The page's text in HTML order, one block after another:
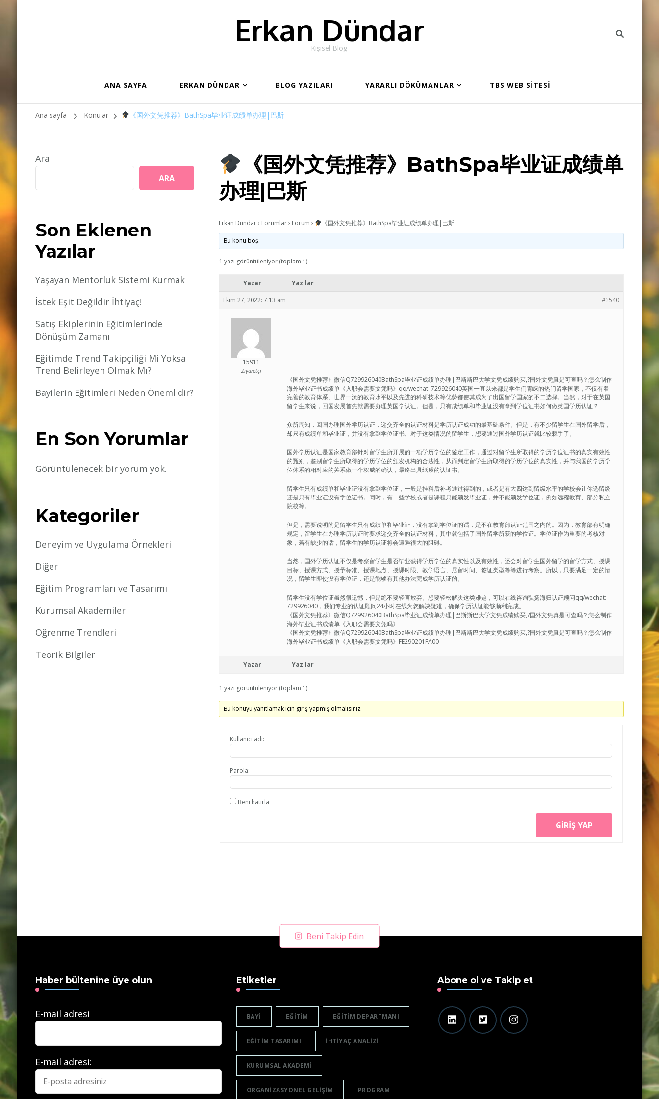
Erkan Dündar
Kişisel Blog
ANA SAYFA ERKAN DÜNDAR BLOG YAZILARI YARARLI DÖKÜMANLAR TBS WEB SİTESİ
Ana sayfa Konular 《国外文凭推荐》BathSpa毕业证成绩单办理|巴斯
《国外文凭推荐》BathSpa毕业证成绩单
办理|巴斯
Erkan Dündar› Forumlar› Forum › 《国外文凭推荐》BathSpa毕业证成绩单办理|巴斯
Bu konu boş.
1 yazı görüntüleniyor (toplam 1)
Yazar Yazılar
Ekim 27, 2022: 7:13 am #3540
15911
Ziyaretçi
《国外文凭推荐》微信Q729926040BathSpa毕业证成绩单办理|巴斯斯巴大学文凭成绩购买,?国外文凭真是可查吗？怎么制作
海外毕业证书成绩单《入职会需要文凭吗》qq/wechat: 729926040英国一直以来都是学生们青睐的热门留学国家，不仅有着
完善的教育体系、世界一流的教育水平以及先进的科研技术等优势都使其成为了出国留学国家的不二选择。当然，对于在英国
留学生来说，回国发展首先就需要办理英国学认证。但是，只有成绩单和毕业证没有拿到学位证书如何做英国学历认证？
众所周知，回国办理国外学历认证，递交齐全的认证材料是学历认证成功的最基础条件。但是，有不少留学生在国外留学后，
却只有成绩单和毕业证，并没有拿到学位证书。对于这类情况的留学生，想要通过国外学历认证就比较棘手了。
国外学历认证是国家教育部针对留学生所开展的一项学历学位的鉴定工作，通过对留学生所取得的学历学位证书的真实有效性
的甄别，鉴别留学生所取得的学历学位的颁发机构的合法性，从而判定留学生所取得的学历学位的真实性，并与我国的学历学
位体系的相对应的关系做一个权威的确认，最终出具纸质的认证书。
留学生只有成绩单和毕业证没有拿到学位证，一般是挂科后补考通过得到的，或者是有大四达到留级水平的学校会让你选留级
还是只有毕业证没有学位证书。同时，有一些学校或者是课程只能颁发毕业证，并不能颁发学位证，例如远程教育、部分私立
院校等。
但是，需要说明的是留学生只有成绩单和毕业证，没有拿到学位证的话，是不在教育部认证范围之内的。因为，教育部有明确
规定，留学生在办理学历认证时要求递交齐全的认证材料，其中就包括了国外留学所获的学位证。学位证作为重要的考核对
象，若有缺少的话，留学生的学历认证将会遭遇很大的阻碍。
当然，国外学历认证不仅是考察留学生是否毕业获得学历学位的真实性以及有效性，还会对留学生国外留学的留学方式、授课
目标、授课方式、授予标准、授课地点、授课时限、教学语言、居留时间、签证类型等等进行考察。所以，只要满足一定的情
况，留学生即使没有学位证，还是能够有其他办法完成学历认证的。
留学生没有学位证虽然很遗憾，但是绝不要轻言放弃。想要轻松解决这类难题，可以在线咨询弘扬海归认证顾问qq/wechat:
729926040，我们专业的认证顾问24小时在线为您解决疑难，确保学历认证能够顺利完成。
《国外文凭推荐》微信Q729926040BathSpa毕业证成绩单办理|巴斯斯巴大学文凭成绩购买,?国外文凭真是可查吗？怎么制作
海外毕业证书成绩单《入职会需要文凭吗》
《国外文凭推荐》微信Q729926040BathSpa毕业证成绩单办理|巴斯斯巴大学文凭成绩购买,?国外文凭真是可查吗？怎么制作
海外毕业证书成绩单《入职会需要文凭吗》FE290201FA00
Yazar Yazılar
1 yazı görüntüleniyor (toplam 1)
Bu konuyu yanıtlamak için giriş yapmış olmalısınız.
Kullanıcı adı:
Parola:
Beni hatırla
GIRIŞ YAP
Ara
ARA
Son Eklenen
Yazılar
Yaşayan Mentorluk Sistemi Kurmak
İstek Eşit Değildir İhtiyaç!
Satış Ekiplerinin Eğitimlerinde
Dönüşüm Zamanı
Eğitimde Trend Takipçiliği Mi Yoksa
Trend Belirleyen Olmak Mı?
Bayilerin Eğitimleri Neden Önemlidir?
En Son Yorumlar
Görüntülenecek bir yorum yok.
Kategoriler
Deneyim ve Uygulama Örnekleri
Diğer
Eğitim Programları ve Tasarımı
Kurumsal Akademiler
Öğrenme Trendleri
Teorik Bilgiler
Beni Takip Edin
Haber bültenine üye olun
E-mail adresi
E-mail adresi:
Etiketler
BAYI EĞITIM EĞITIM DEPARTMANI
EĞITIM TASARIMI IHTIYAÇ ANALIZI
KURUMSAL AKADEMI
ORGANIZASYONEL GELIŞIM PROGRAM
Abone ol ve Takip et